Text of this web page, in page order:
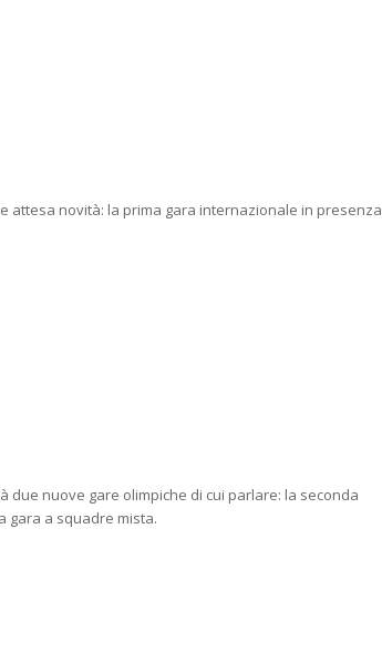
attesa novità: la prima gara internazionale in presenza
due nuove gare olimpiche di cui parlare: la seconda
gara a squadre mista.